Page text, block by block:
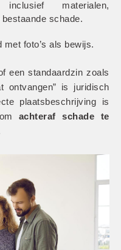
materialen,
schade.
met foto’s als bewijs.
een standaardzin zoals
ontvangen” is juridisch
plaatsbeschrijving is
achteraf schade te